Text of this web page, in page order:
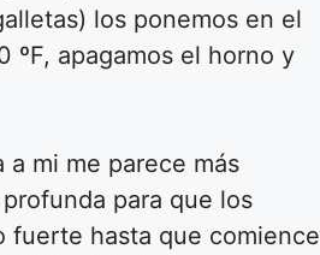
los ponemos en el
ºF, apagamos el horno y
mi me parece más
para que los
fuerte hasta que comience